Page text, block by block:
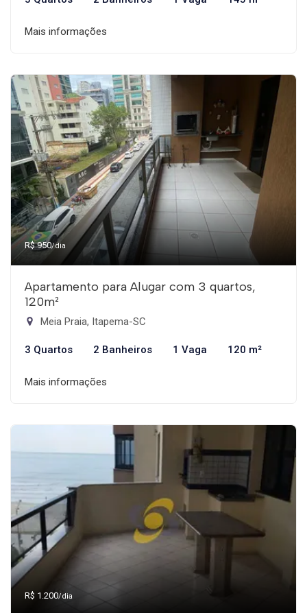
Mais informações
R$ 950/dia
Apartamento para Alugar com 3 quartos,
120m²
Meia Praia, Itapema-SC
3 Quartos 2 Banheiros 1 Vaga 120 m²
Mais informações
R$ 1.200/dia